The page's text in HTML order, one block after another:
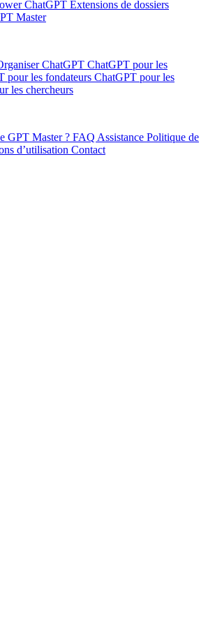
ChatGPT Extensions de dossiers
Master
ChatGPT ChatGPT pour les
pour les fondateurs ChatGPT pour les
les chercheurs
GPT Master ? FAQ Assistance Politique de
d’utilisation Contact